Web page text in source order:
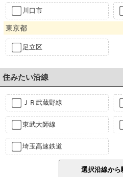
川口市
東京都
足立区
住みたい沿線
ＪＲ武蔵野線
東武大師線
埼玉高速鉄道